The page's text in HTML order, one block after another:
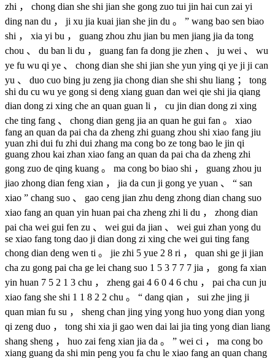
zhi ， chong dian she shi jian she gong zuo tui jin hai cun zai yi
ding nan du ， ji xu jia kuai jian she jin du 。 ” wang bao sen biao
shi ， xia yi bu ， guang zhou zhu jian bu men jiang jia da tong
chou 、 du ban li du ， guang fan fa dong jie zhen 、 ju wei 、 wu
ye fu wu qi ye 、 chong dian she shi jian she yun ying qi ye ji ji can
yu 、 duo cuo bing ju zeng jia chong dian she shi shu liang ； tong
shi du cu wu ye gong si deng xiang guan dan wei qie shi jia qiang
dian dong zi xing che an quan guan li ， cu jin dian dong zi xing
che ting fang 、 chong dian geng jia an quan he gui fan 。 xiao
fang an quan da pai cha da zheng zhi guang zhou shi xiao fang jiu
yuan zhi dui fu zhi dui zhang ma cong bo ze tong bao le jin qi
guang zhou kai zhan xiao fang an quan da pai cha da zheng zhi
gong zuo de qing kuang 。 ma cong bo biao shi ， guang zhou ju
jiao zhong dian feng xian ， jia da cun ji gong ye yuan 、 “ san
xiao ” chang suo 、 gao ceng jian zhu deng zhong dian chang suo
xiao fang an quan yin huan pai cha zheng zhi li du ， zhong dian
pai cha wei gui fen zu 、 wei gui da jian 、 wei gui zhan yong du
se xiao fang tong dao ji dian dong zi xing che wei gui ting fang
chong dian deng wen ti 。 jie zhi 5 yue 2 8 ri ， quan shi ge ji jian
cha zu gong pai cha ge lei chang suo 1 5 3 7 7 7 jia ， gong fa xian
yin huan 7 5 2 1 3 chu ， zheng gai 4 6 0 4 6 chu ， pai cha cun ju
xiao fang she shi 1 1 8 2 2 chu 。 “ dang qian ， sui zhe jing ji
quan mian fu su ， sheng chan jing ying yong huo yong dian yong
qi zeng duo ， tong shi xia ji gao wen dai lai jia ting yong dian liang
shang sheng ， huo zai feng xian jia da 。 ” wei ci ， ma cong bo
xiang guang da shi min peng you fa chu le xiao fang an quan chang